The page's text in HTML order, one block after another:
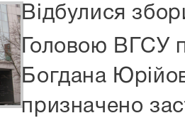
Відбулися
Головою ВГСУ
Богдана
призначено